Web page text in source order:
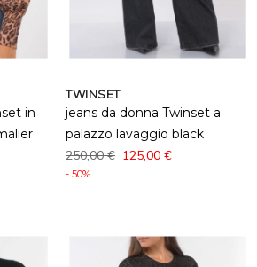
in
TWINSET
jeans da donna Twinset a
palazzo lavaggio black
250,00 € 125,00 €
- 50%